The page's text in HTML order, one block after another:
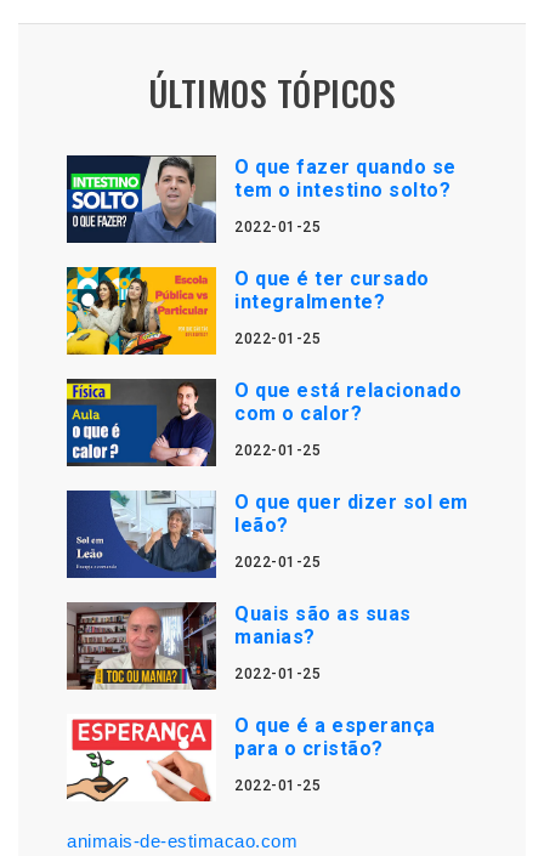
ÚLTIMOS TÓPICOS
O que fazer quando se
tem o intestino solto?
2022-01-25
O que é ter cursado
integralmente?
2022-01-25
O que está relacionado
com o calor?
2022-01-25
O que quer dizer sol em
leão?
2022-01-25
Quais são as suas
manias?
2022-01-25
O que é a esperança
para o cristão?
2022-01-25
animais-de-estimacao.com